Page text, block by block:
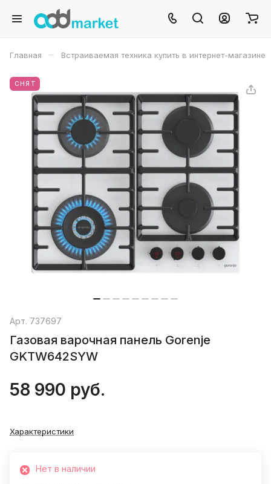
Главная – Встраиваемая техника купить в интернет-магазине
СНЯТ
Арт. 737697
Газовая варочная панель Gorenje
GKTW642SYW
58 990 руб.
Характеристики
Нет в наличии